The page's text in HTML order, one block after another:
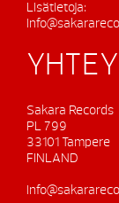
Lisätietoja:
Sakara Records
PL 799
33101 Tampere
FINLAND